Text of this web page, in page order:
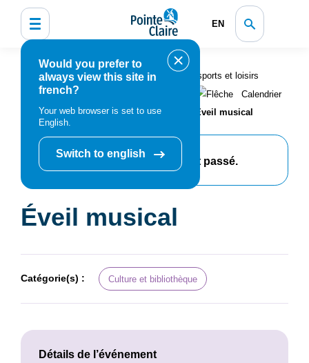
EN
Would you prefer to
always view this site in
french?
Your web browser is set to use
English.
Switch to english
Accueil
Bibliothèque, culture, sports et loisirs
Programmation et inscription
Calendrier
des événements et activités
Éveil musical
Cet événement est passé.
Éveil musical
Catégorie(s) : Culture et bibliothèque
Détails de l’événement